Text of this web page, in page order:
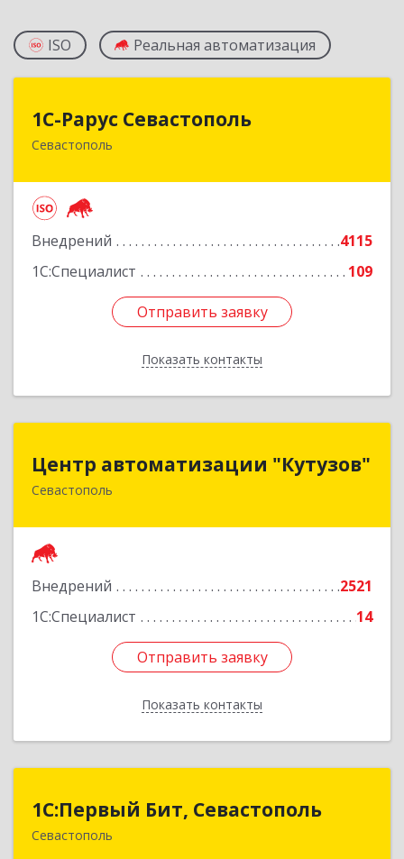
ISO Реальная автоматизация
1С-Рарус Севастополь
Севастополь
Внедрений
4115
1С:Специалист
109
Отправить заявку
Показать контакты
299011, Севастополь г, Кулакова ул, дом № 58
Отправить заявку
Назад
Центр автоматизации "Кутузов"
Севастополь
Внедрений
2521
1С:Специалист
14
Отправить заявку
Показать контакты
299011, Севастополь г, Генерала Петрова ул,
Отправить заявку
Назад
1С:Первый Бит, Севастополь
Севастополь
1С:Первый Бит, Севастополь
299007, Севастополь г, 4-я Бастионная ул, дом